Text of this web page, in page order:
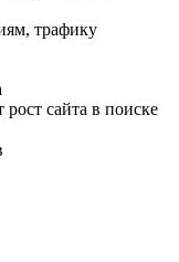
трафику
рост сайта в поиске